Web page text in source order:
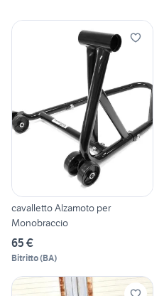
cavalletto Alzamoto per
Monobraccio
65 €
Bitritto(BA)